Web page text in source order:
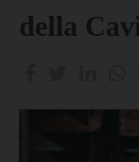
della